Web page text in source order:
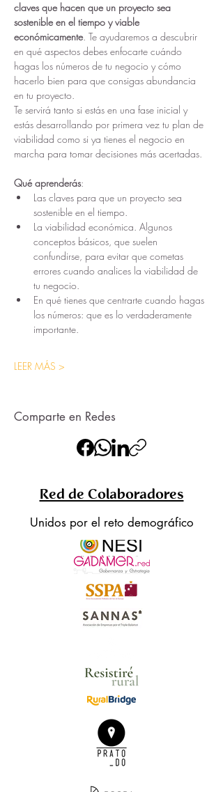
claves que hacen que un proyecto sea
sostenible en el tiempo y viable
económicamente. Te ayudaremos a descubrir
en qué aspectos debes enfocarte cuándo
hagas los números de tu negocio y cómo
hacerlo bien para que consigas abundancia
en tu proyecto.
Te servirá tanto si estás en una fase inicial y
estás desarrollando por primera vez tu plan de
viabilidad como si ya tienes el negocio en
marcha para tomar decisiones más acertadas.
Qué aprenderás:
Las claves para que un proyecto sea
sostenible en el tiempo.
La viabilidad económica. Algunos
conceptos básicos, que suelen
confundirse, para evitar que cometas
errores cuando analices la viabilidad de
tu negocio.
En qué tienes que centrarte cuando hagas
los números: que es lo verdaderamente
importante.
LEER MÁS >
Comparte en Redes
Red de Colaboradores
Unidos por el reto demográfico